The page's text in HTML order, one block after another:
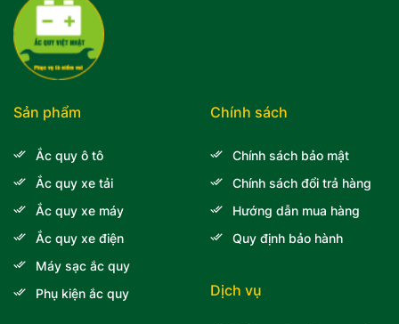
Sản phẩm
Ắc quy ô tô
Ắc quy xe tải
Ắc quy xe máy
Ắc quy xe điện
Máy sạc ắc quy
Phụ kiện ắc quy
Chính sách
Chính sách bảo mật
Chính sách đổi trả hàng
Hướng dẫn mua hàng
Quy định bảo hành
Dịch vụ